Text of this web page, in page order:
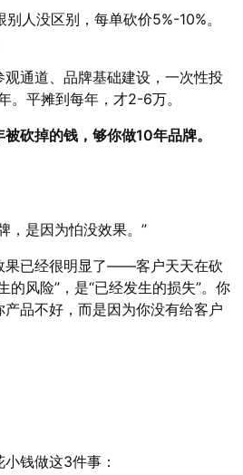
别人没区别，每单砍价5%-10%。
通道、品牌基础建设，一次性投
。平摊到每年，才2-6万。
砍掉的钱，够你做10年品牌。
，是因为怕没效果。”
果已经很明显了——客户天天在砍
的风险”，是“已经发生的损失”。你
品不好，而是因为你没有给客户
钱做这3件事：